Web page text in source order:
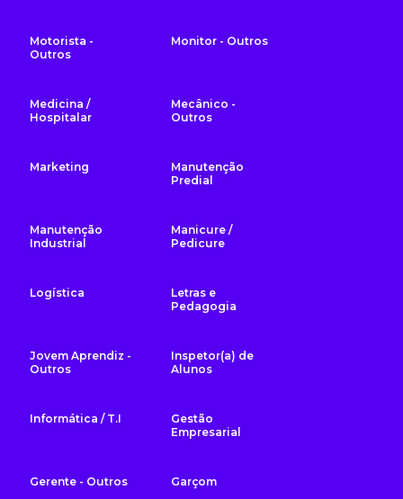
Motorista -
Outros
Monitor - Outros
Medicina /
Hospitalar
Mecânico -
Outros
Marketing
Manutenção
Predial
Manutenção
Industrial
Manicure /
Pedicure
Logística
Letras e
Pedagogia
Jovem Aprendiz -
Outros
Inspetor(a) de
Alunos
Informática / T.I
Gestão
Empresarial
Gerente - Outros Garçom